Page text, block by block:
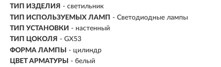
ТИП ИЗДЕЛИЯ - светильник
ТИП ИСПОЛЬЗУЕМЫХ ЛАМП - Светодиодные лампы
ТИП УСТАНОВКИ - настенный
ТИП ЦОКОЛЯ - GX53
ФОРМА ЛАМПЫ
- цилиндр
ЦВЕТ АРМАТУРЫ
- белый